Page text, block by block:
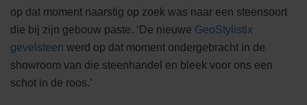
op dat moment naarstig op zoek was naar een steensoort
die bij zijn gebouw paste. ‘De nieuwe GeoStylistix
gevelsteen werd op dat moment ondergebracht in de
showroom van die steenhandel en bleek voor ons een
schot in de roos.’